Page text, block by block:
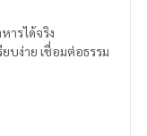
ารได้จริง
บง่าย เชื่อมต่อธรรม